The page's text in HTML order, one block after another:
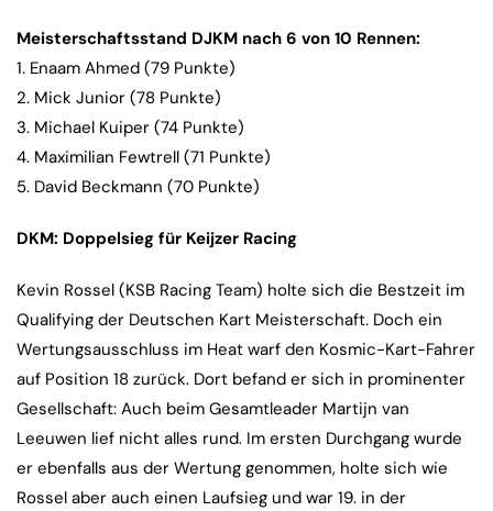
Meisterschaftsstand DJKM nach 6 von 10 Rennen:
1. Enaam Ahmed (79 Punkte)
2. Mick Junior (78 Punkte)
3. Michael Kuiper (74 Punkte)
4. Maximilian Fewtrell (71 Punkte)
5. David Beckmann (70 Punkte)
DKM: Doppelsieg für Keijzer Racing
Kevin Rossel (KSB Racing Team) holte sich die Bestzeit im
Qualifying der Deutschen Kart Meisterschaft. Doch ein
Wertungsausschluss im Heat warf den Kosmic-Kart-Fahrer
auf Position 18 zurück. Dort befand er sich in prominenter
Gesellschaft: Auch beim Gesamtleader Martijn van
Leeuwen lief nicht alles rund. Im ersten Durchgang wurde
er ebenfalls aus der Wertung genommen, holte sich wie
Rossel aber auch einen Laufsieg und war 19. in der